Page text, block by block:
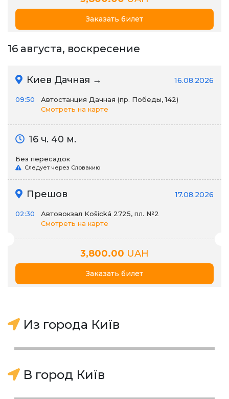
Заказать билет
16 августа, воскресение
Киев Дачная → 16.08.2026
09:50
Автостанция Дачная (пр. Победы, 142)
Смотреть на карте
16 ч. 40 м.
Без пересадок
Следует через Словакию
Прешов 17.08.2026
02:30
Автовокзал Košická 2725, пл. №2
Смотреть на карте
3,800.00 UAH
Заказать билет
Из города Київ
В город Київ